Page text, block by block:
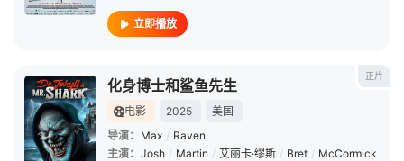
立即播放
正片
化身博士和鲨鱼先生
电影 2025
美国
导演： Max / Raven
主演： Josh / Martin / 艾丽卡·缪斯 / Bret / McCormick